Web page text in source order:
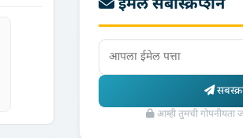
ईमेल सबस्क्रिप्शन
आम्ही तुमची गोपनीयता